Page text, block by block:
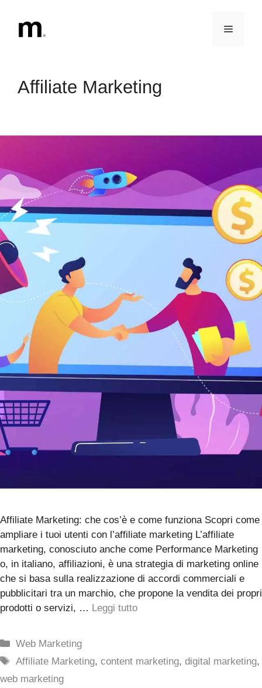
contenuto
Menu
Affiliate Marketing
Affiliate Marketing: che cos’è e come funziona Scopri come
ampliare i tuoi utenti con l’affiliate marketing L’affiliate
marketing, conosciuto anche come Performance Marketing
o, in italiano, affiliazioni, è una strategia di marketing online
che si basa sulla realizzazione di accordi commerciali e
pubblicitari tra un marchio, che propone la vendita dei propri
prodotti o servizi, … Leggi tutto
Categorie
Web Marketing
Tag
Affiliate Marketing,content marketing,digital marketing,
web marketing